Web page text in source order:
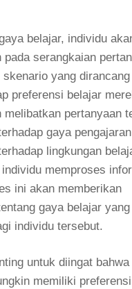
belajar, individu
pada serangkaian
yang
preferensi belajar
melibatkan pertanyaan
gaya
lingkungan
individu memproses
ini akan memberikan
gaya belajar yang
individu tersebut.
untuk diingat
memiliki